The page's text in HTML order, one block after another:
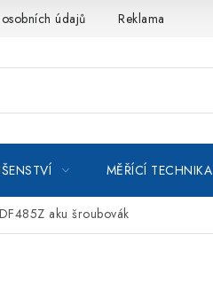
údajů Reklamace
MĚŘÍCÍ TECHNIKA
aku šroubovák